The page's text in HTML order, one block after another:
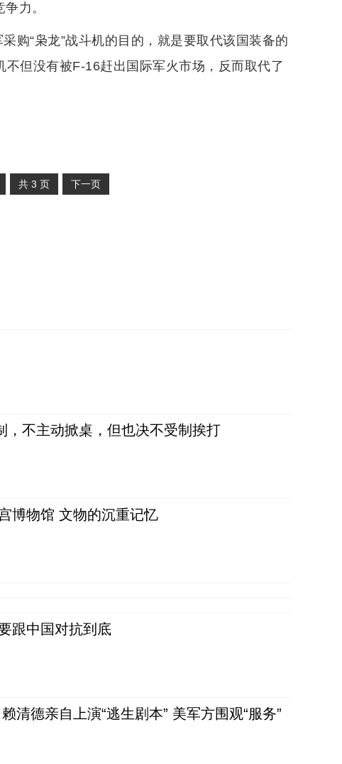
力。
购“枭龙”战斗机的目的，就是要取代该国装备的
但没有被F-16赶出国际军火市场，反而取代了
共 3 页 下一页
，不主动掀桌，但也决不受制挨打
博物馆 文物的沉重记忆
跟中国对抗到底
清德亲自上演“逃生剧本” 美军方围观“服务”